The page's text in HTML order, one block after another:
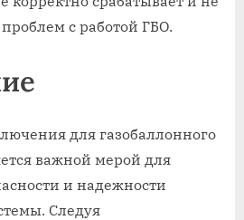
с работой ГБО.
для газобаллонного
важной мерой для
и надежности
Следуя